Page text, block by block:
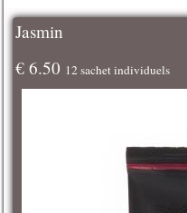
Jasmin
€ 6.50 12 sachet individuels